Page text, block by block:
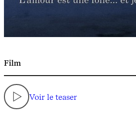
Film
Voir le teaser